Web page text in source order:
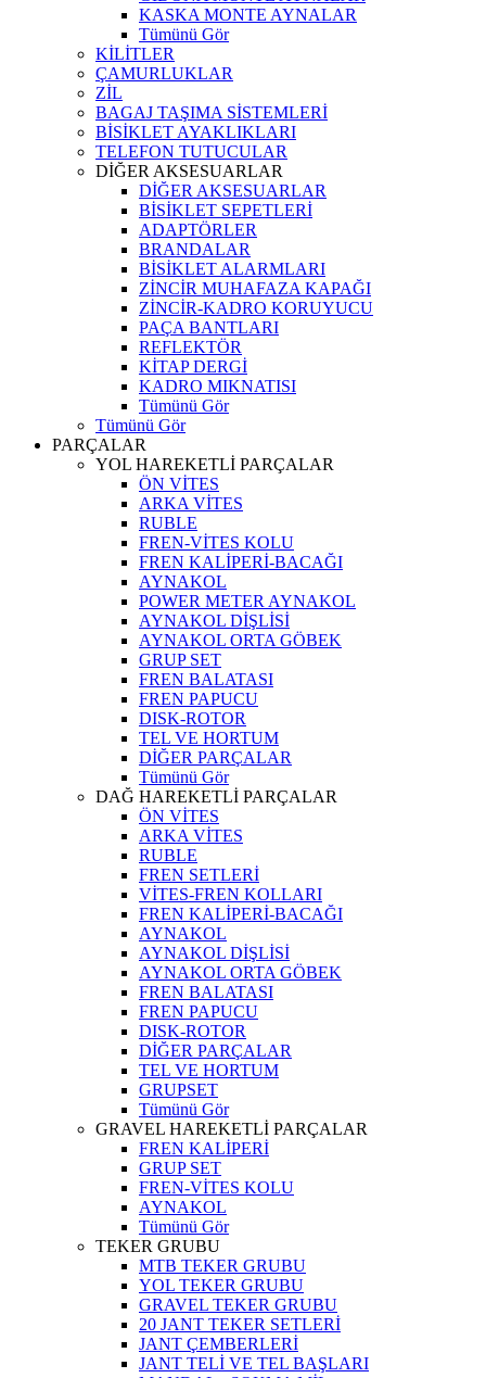
KASKA MONTE AYNALAR
Tümünü Gör
KİLİTLER
ÇAMURLUKLAR
ZİL
BAGAJ TAŞIMA SİSTEMLERİ
BİSİKLET AYAKLIKLARI
TELEFON TUTUCULAR
DİĞER AKSESUARLAR
DİĞER AKSESUARLAR
BİSİKLET SEPETLERİ
ADAPTÖRLER
BRANDALAR
BİSİKLET ALARMLARI
ZİNCİR MUHAFAZA KAPAĞI
ZİNCİR-KADRO KORUYUCU
PAÇA BANTLARI
REFLEKTÖR
KİTAP DERGİ
KADRO MIKNATISI
Tümünü Gör
Tümünü Gör
PARÇALAR
YOL HAREKETLİ PARÇALAR
ÖN VİTES
ARKA VİTES
RUBLE
FREN-VİTES KOLU
FREN KALİPERİ-BACAĞI
AYNAKOL
POWER METER AYNAKOL
AYNAKOL DİŞLİSİ
AYNAKOL ORTA GÖBEK
GRUP SET
FREN BALATASI
FREN PAPUCU
DISK-ROTOR
TEL VE HORTUM
DİĞER PARÇALAR
Tümünü Gör
DAĞ HAREKETLİ PARÇALAR
ÖN VİTES
ARKA VİTES
RUBLE
FREN SETLERİ
VİTES-FREN KOLLARI
FREN KALİPERİ-BACAĞI
AYNAKOL
AYNAKOL DİŞLİSİ
AYNAKOL ORTA GÖBEK
FREN BALATASI
FREN PAPUCU
DISK-ROTOR
DİĞER PARÇALAR
TEL VE HORTUM
GRUPSET
Tümünü Gör
GRAVEL HAREKETLİ PARÇALAR
FREN KALİPERİ
GRUP SET
FREN-VİTES KOLU
AYNAKOL
Tümünü Gör
TEKER GRUBU
MTB TEKER GRUBU
YOL TEKER GRUBU
GRAVEL TEKER GRUBU
20 JANT TEKER SETLERİ
JANT ÇEMBERLERİ
JANT TELİ VE TEL BAŞLARI